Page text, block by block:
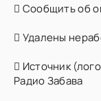
Сообщить об
Удалены
Источник
Радио Забава